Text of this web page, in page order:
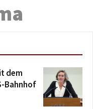
dem
Bahnhof